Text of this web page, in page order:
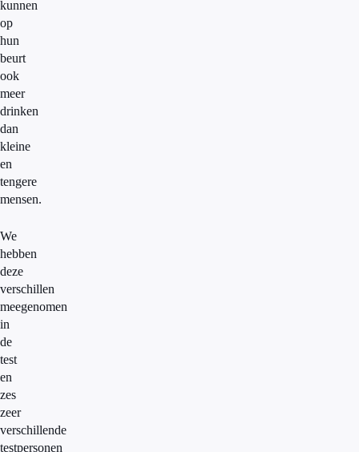
kunnen
op
hun
beurt
ook
meer
drinken
dan
kleine
en
tengere
mensen.
We
hebben
deze
verschillen
meegenomen
in
de
test
en
zes
zeer
verschillende
testpersonen